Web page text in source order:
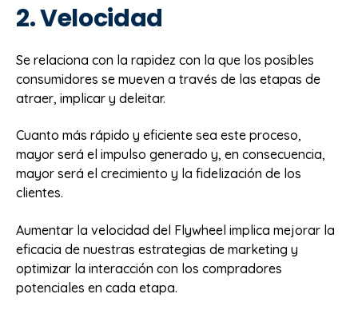
2. Velocidad
Se relaciona con la rapidez con la que los posibles
consumidores se mueven a través de las etapas de
atraer, implicar y deleitar.
Cuanto más rápido y eficiente sea este proceso,
mayor será el impulso generado y, en consecuencia,
mayor será el crecimiento y la fidelización de los
clientes.
Aumentar la velocidad del Flywheel implica mejorar la
eficacia de nuestras estrategias de marketing y
optimizar la interacción con los compradores
potenciales en cada etapa.